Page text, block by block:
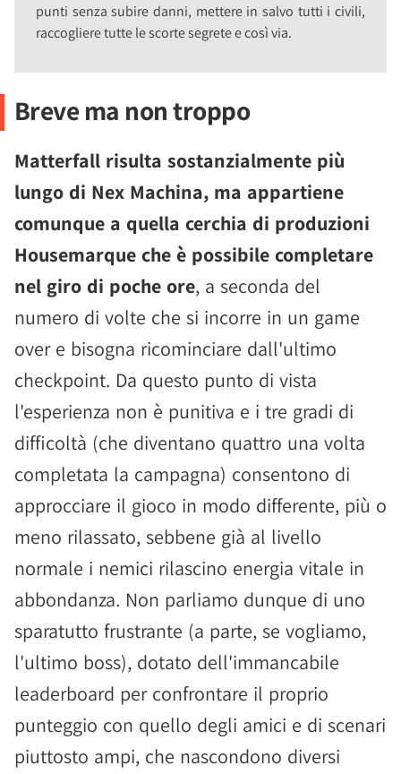
punti senza subire danni, mettere in salvo tutti i civili,
raccogliere tutte le scorte segrete e così via.
Breve ma non troppo
Matterfall risulta sostanzialmente più
lungo di Nex Machina, ma appartiene
comunque a quella cerchia di produzioni
Housemarque che è possibile completare
nel giro di poche ore, a seconda del
numero di volte che si incorre in un game
over e bisogna ricominciare dall'ultimo
checkpoint. Da questo punto di vista
l'esperienza non è punitiva e i tre gradi di
difficoltà (che diventano quattro una volta
completata la campagna) consentono di
approcciare il gioco in modo differente, più o
meno rilassato, sebbene già al livello
normale i nemici rilascino energia vitale in
abbondanza. Non parliamo dunque di uno
sparatutto frustrante (a parte, se vogliamo,
l'ultimo boss), dotato dell'immancabile
leaderboard per confrontare il proprio
punteggio con quello degli amici e di scenari
piuttosto ampi, che nascondono diversi